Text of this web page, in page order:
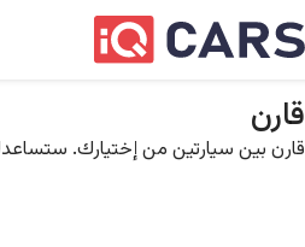
قارن
قارن بين سيارتين من إختيارك.